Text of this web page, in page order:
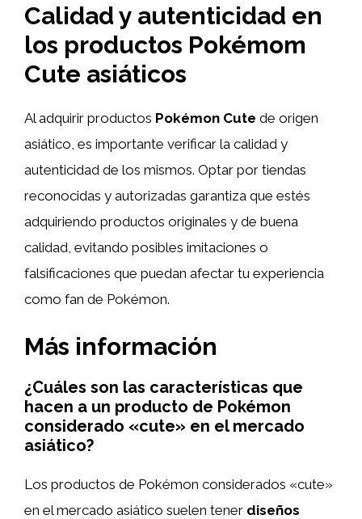
Calidad y autenticidad en
los productos Pokémom
Cute asiáticos
Al adquirir productos Pokémon Cute de origen
asiático, es importante verificar la calidad y
autenticidad de los mismos. Optar por tiendas
reconocidas y autorizadas garantiza que estés
adquiriendo productos originales y de buena
calidad, evitando posibles imitaciones o
falsificaciones que puedan afectar tu experiencia
como fan de Pokémon.
Más información
¿Cuáles son las características que
hacen a un producto de Pokémon
considerado «cute» en el mercado
asiático?
Los productos de Pokémon considerados «cute»
en el mercado asiático suelen tener diseños